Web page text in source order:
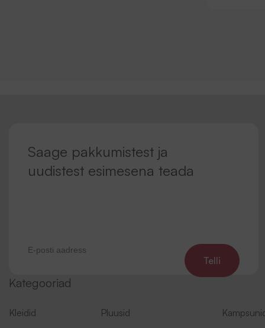
Saage pakkumistest ja
uudistest esimesena teada
Telli
Kategooriad
Kleidid Pluusid